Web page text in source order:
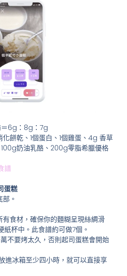
＝6g：8g：7g
餅乾、1個蛋白、1個雞蛋、4g 香草
奶油乳酪、200g零脂希臘優格
譜
蛋糕
。
食材，確保你的麵糊呈現絲綢滑
杯中。此食譜約可做7個。
不要烤太久，否則起司蛋糕會開始
進冰箱至少四小時，就可以直接享